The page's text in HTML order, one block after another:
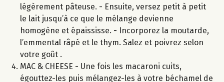
légèrement pâteuse. - Ensuite, versez petit à petit
le lait jusqu’à ce que le mélange devienne
homogène et épaississe. - Incorporez la moutarde,
l’emmental râpé et le thym. Salez et poivrez selon
votre goût .
MAC & CHEESE - Une fois les macaroni cuits,
égouttez-les puis mélangez-les à votre béchamel de